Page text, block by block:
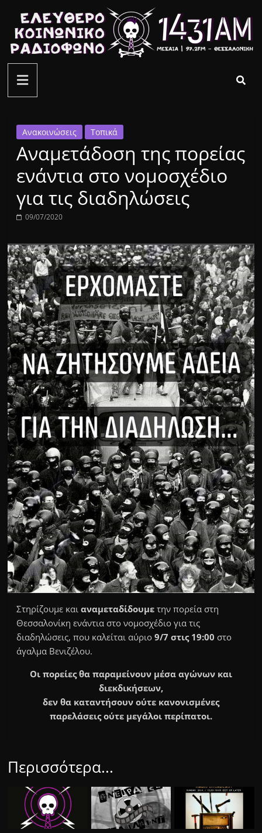
περιεχόμενο
ελεύθερο
κοινωνικό
ραδιόφωνο
1431AM
Ανακοινώσεις Τοπικά
Αναμετάδοση της πορείας
ενάντια στο νομοσχέδιο
για τις διαδηλώσεις
09/07/2020
Στηρίζουμε καιαναμεταδίδουμε την πορεία στη
Θεσσαλονίκη ενάντια στο νομοσχέδιο για τις
διαδηλώσεις, που καλείται αύριο9/7 στις 19:00 στο
άγαλμα Βενιζέλου.
Οι πορείες θα παραμείνουν μέσα αγώνων και
διεκδικήσεων,
δεν θα καταντήσουν ούτε κανονισμένες
παρελάσεις ούτε μεγάλοι περίπατοι.
Περισσότερα...